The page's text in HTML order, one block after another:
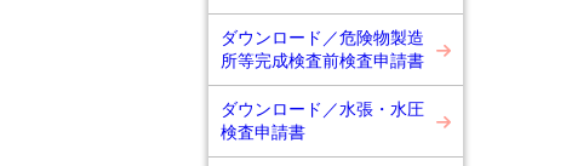
ダウンロード／危険物製造
所等完成検査前検査申請書
ダウンロード／水張・水圧
検査申請書